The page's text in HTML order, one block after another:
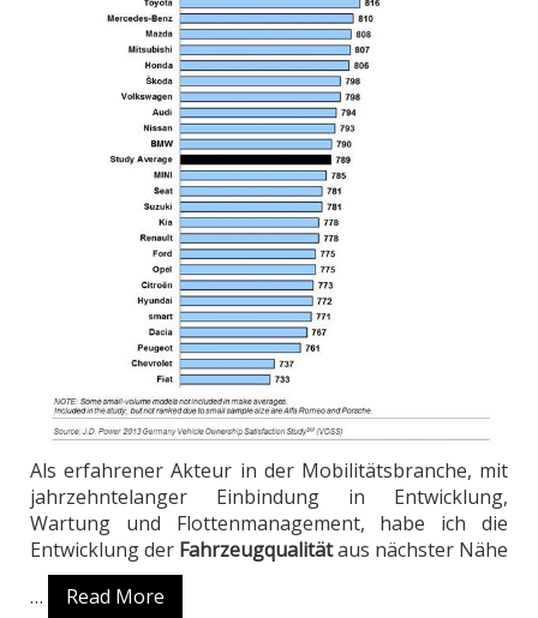
Als erfahrener Akteur in der Mobilitätsbranche, mit
jahrzehntelanger Einbindung in Entwicklung,
Wartung und Flottenmanagement, habe ich die
Entwicklung der Fahrzeugqualitätaus nächster Nähe
…
Read More